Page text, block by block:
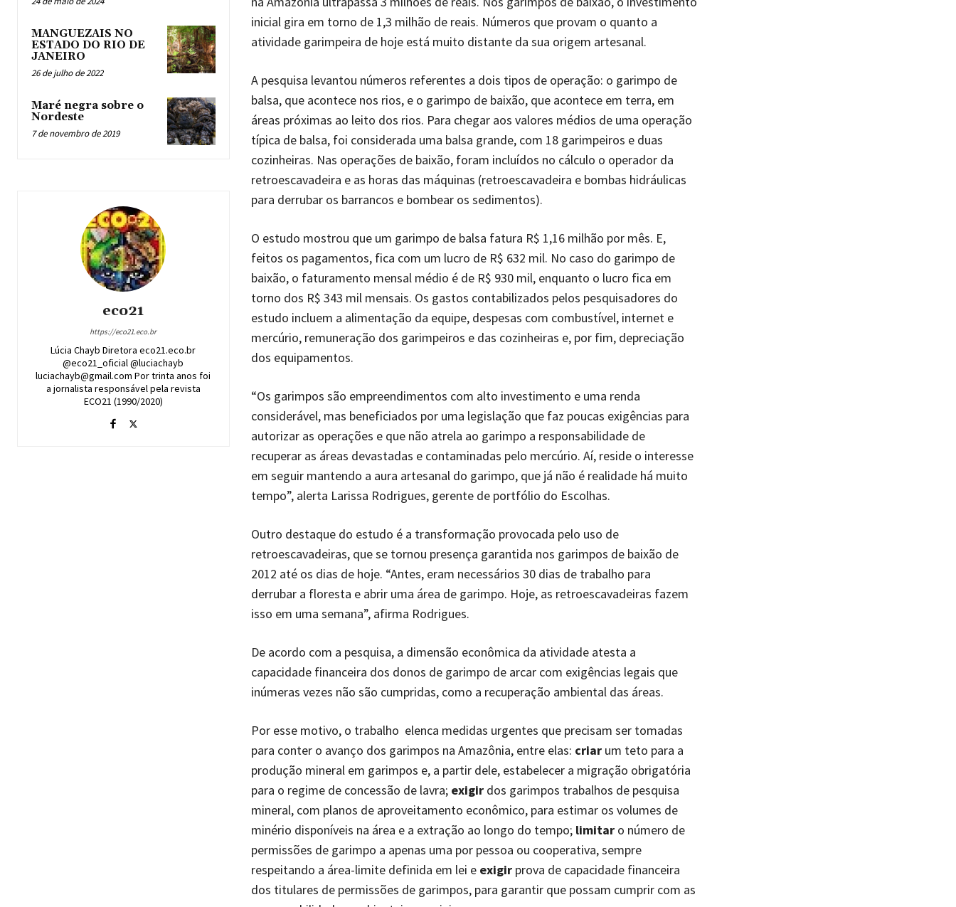
MANGUEZAIS NO
ESTADO DO RIO DE
JANEIRO
26 de julho de 2022
Maré negra sobre o
Nordeste
7 de novembro de 2019
eco21
https://eco21.eco.br
Lúcia Chayb Diretora eco21.eco.br
@eco21_oficial @luciachayb
luciachayb@gmail.com Por trinta anos foi
a jornalista responsável pela revista
ECO21 (1990/2020)
inicial gira em torno de 1,3 milhão de reais. Números que provam o quanto a
atividade garimpeira de hoje está muito distante da sua origem artesanal.
A pesquisa levantou números referentes a dois tipos de operação: o garimpo de
balsa, que acontece nos rios, e o garimpo de baixão, que acontece em terra, em
áreas próximas ao leito dos rios. Para chegar aos valores médios de uma operação
típica de balsa, foi considerada uma balsa grande, com 18 garimpeiros e duas
cozinheiras. Nas operações de baixão, foram incluídos no cálculo o operador da
retroescavadeira e as horas das máquinas (retroescavadeira e bombas hidráulicas
para derrubar os barrancos e bombear os sedimentos).
O estudo mostrou que um garimpo de balsa fatura R$ 1,16 milhão por mês. E,
feitos os pagamentos, fica com um lucro de R$ 632 mil. No caso do garimpo de
baixão, o faturamento mensal médio é de R$ 930 mil, enquanto o lucro fica em
torno dos R$ 343 mil mensais. Os gastos contabilizados pelos pesquisadores do
estudo incluem a alimentação da equipe, despesas com combustível, internet e
mercúrio, remuneração dos garimpeiros e das cozinheiras e, por fim, depreciação
dos equipamentos.
“Os garimpos são empreendimentos com alto investimento e uma renda
considerável, mas beneficiados por uma legislação que faz poucas exigências para
autorizar as operações e que não atrela ao garimpo a responsabilidade de
recuperar as áreas devastadas e contaminadas pelo mercúrio. Aí, reside o interesse
em seguir mantendo a aura artesanal do garimpo, que já não é realidade há muito
tempo”, alerta Larissa Rodrigues, gerente de portfólio do Escolhas.
Outro destaque do estudo é a transformação provocada pelo uso de
retroescavadeiras, que se tornou presença garantida nos garimpos de baixão de
2012 até os dias de hoje. “Antes, eram necessários 30 dias de trabalho para
derrubar a floresta e abrir uma área de garimpo. Hoje, as retroescavadeiras fazem
isso em uma semana”, afirma Rodrigues.
De acordo com a pesquisa, a dimensão econômica da atividade atesta a
capacidade financeira dos donos de garimpo de arcar com exigências legais que
inúmeras vezes não são cumpridas, como a recuperação ambiental das áreas.
Por esse motivo, o trabalho elenca medidas urgentes que precisam ser tomadas
para conter o avanço dos garimpos na Amazônia, entre elas: criarum teto para a
produção mineral em garimpos e, a partir dele, estabelecer a migração obrigatória
para o regime de concessão de lavra; exigirdos garimpos trabalhos de pesquisa
mineral, com planos de aproveitamento econômico, para estimar os volumes de
minério disponíveis na área e a extração ao longo do tempo; limitaro número de
permissões de garimpo a apenas uma por pessoa ou cooperativa, sempre
respeitando a área-limite definida em lei e exigirprova de capacidade financeira
dos titulares de permissões de garimpos, para garantir que possam cumprir com as